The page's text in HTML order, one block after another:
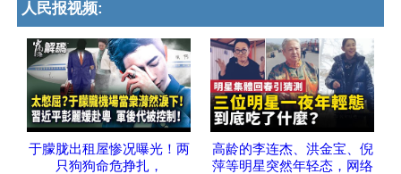
人民报视频:
于朦胧出租屋惨况曝光！两
只狗狗命危挣扎，
高龄的李连杰、洪金宝、倪
萍等明星突然年轻态，网络